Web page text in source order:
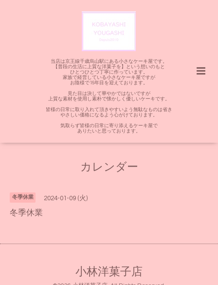
当店は京王線千歳烏山駅にある小さなケーキ屋です。
【普段の生活に上質な洋菓子を】という想いのもと
ひとつひとつ丁寧に作っています。
家族で経営している小さなケーキ屋ですが
お陰様で15年目を迎えております。
見た目は決して華やかではないですが
上質な素材を使用し素朴で懐かしく優しいケーキです。
皆様の日常に取り入れて頂きやすいよう無駄なものは省き
やさしい価格になるよう心がけております。
気取らず皆様の日常に寄り添えるケーキ屋で
ありたいと思っております。
カレンダー
冬季休業 2024-01-09 (火)
冬季休業
小林洋菓子店